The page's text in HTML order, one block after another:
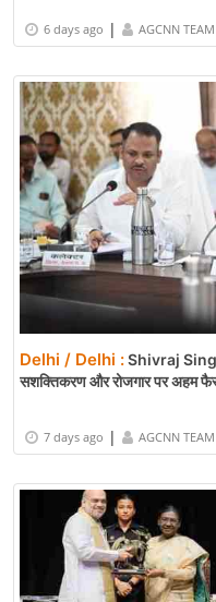
6 days ago | AGCNN TEAM
Delhi / Delhi :Shivraj
सशक्तिकरण और रोजगार पर अहम
7 days ago | AGCNN TEAM